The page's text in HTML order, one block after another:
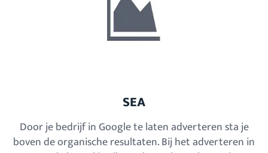
SEA
Door je bedrijf in Google te laten adverteren sta je
boven de organische resultaten. Bij het adverteren in